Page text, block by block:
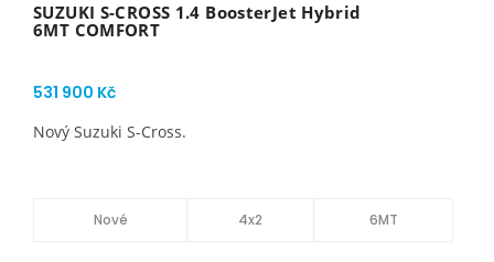
SUZUKI S-CROSS 1.4 BoosterJet Hybrid
6MT COMFORT
531 900 Kč
Nový Suzuki S-Cross.
Nové 4x2 6MT